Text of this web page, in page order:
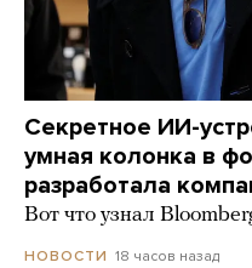
Секретное ИИ-
умная колонка в
разработала
Вот что узнал
НОВОСТИ 18 часов назад